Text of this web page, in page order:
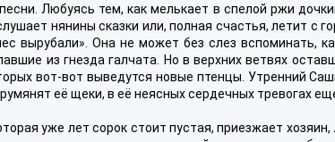
Любуясь тем, как мелькает в спелой ржи
нянины сказки или, полная счастья, летит с
вырубали». Она не может без слез вспоминать,
из гнезда галчата. Но в верхних ветвях
вот-вот выведутся новые птенцы. Утренний
её щеки, в её неясных сердечных тревогах
уже лет сорок стоит пустая, приезжает